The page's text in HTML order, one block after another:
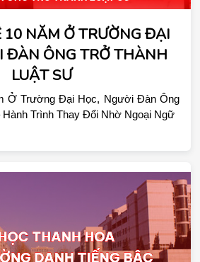
10 NĂM Ở TRƯỜNG ĐẠI
ĐÀN ÔNG TRỞ THÀNH
LUẬT SƯ
Ở Trường Đại Học, Người Đàn Ông
Trình Thay Đổi Nhờ Ngoại Ngữ